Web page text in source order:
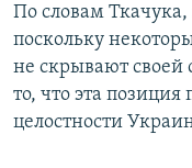
По словам
поскольку
не скрывают своей
то, что эта
целостности